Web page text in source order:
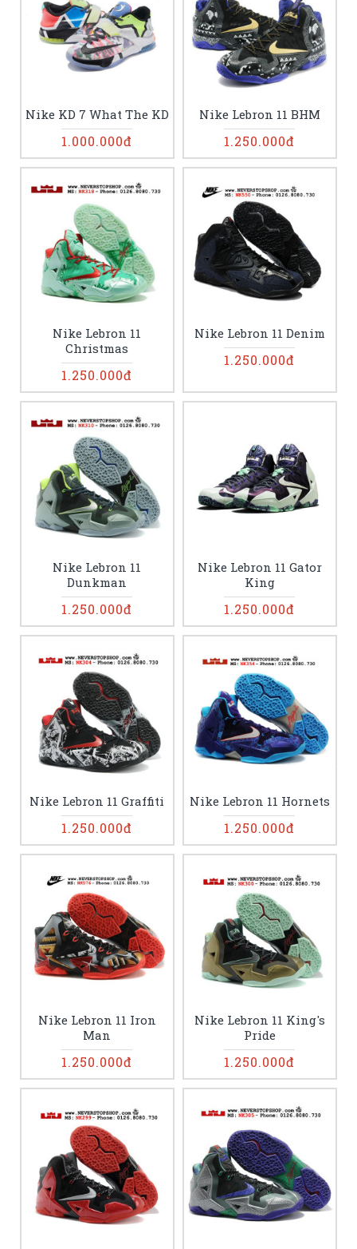
Nike KD 7 What The KD
1.000.000đ
Nike Lebron 11 BHM
1.250.000đ
Nike Lebron 11
Christmas
1.250.000đ
Nike Lebron 11 Denim
1.250.000đ
Nike Lebron 11
Dunkman
1.250.000đ
Nike Lebron 11 Gator
King
1.250.000đ
Nike Lebron 11 Graffiti
1.250.000đ
Nike Lebron 11 Hornets
1.250.000đ
Nike Lebron 11 Iron
Man
1.250.000đ
Nike Lebron 11 King's
Pride
1.250.000đ